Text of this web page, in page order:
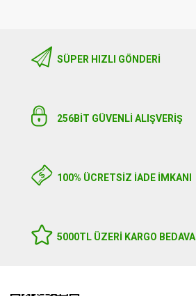
SÜPER HIZLI GÖNDERI
256BIT GÜVENLİ ALIŞVERİŞ
100% ÜCRETSİZ İADE İMKANI
5000TL ÜZERI KARGO BEDAVA